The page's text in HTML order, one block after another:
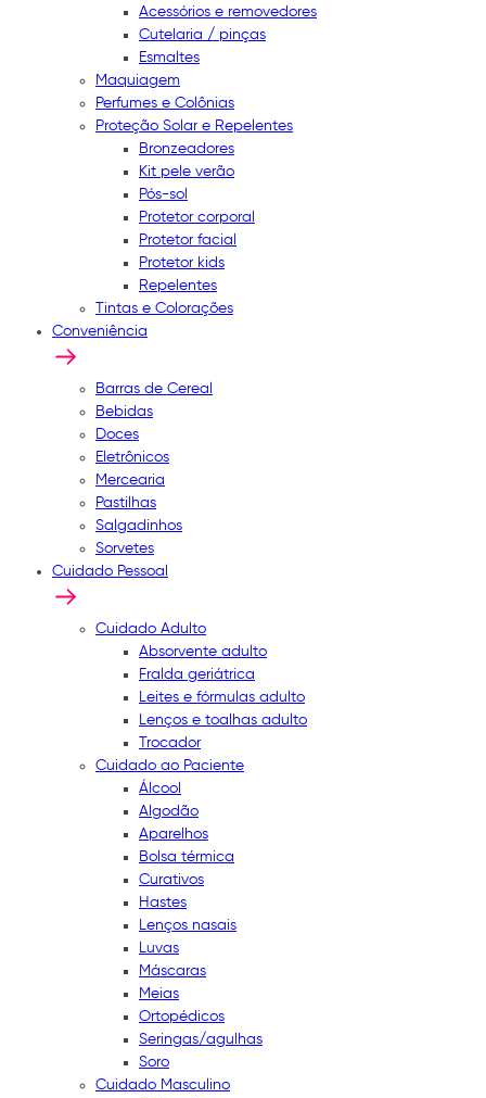
Acessórios e removedores
Cutelaria / pinças
Esmaltes
Maquiagem
Perfumes e Colônias
Proteção Solar e Repelentes
Bronzeadores
Kit pele verão
Pós-sol
Protetor corporal
Protetor facial
Protetor kids
Repelentes
Tintas e Colorações
Conveniência
Barras de Cereal
Bebidas
Doces
Eletrônicos
Mercearia
Pastilhas
Salgadinhos
Sorvetes
Cuidado Pessoal
Cuidado Adulto
Absorvente adulto
Fralda geriátrica
Leites e fórmulas adulto
Lenços e toalhas adulto
Trocador
Cuidado ao Paciente
Álcool
Algodão
Aparelhos
Bolsa térmica
Curativos
Hastes
Lenços nasais
Luvas
Máscaras
Meias
Ortopédicos
Seringas/agulhas
Soro
Cuidado Masculino